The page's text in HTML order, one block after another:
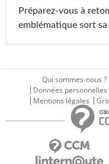
Préparez-vous à
emblématique sort
Qui sommes-nous ?
Données personnelles
Mentions légales